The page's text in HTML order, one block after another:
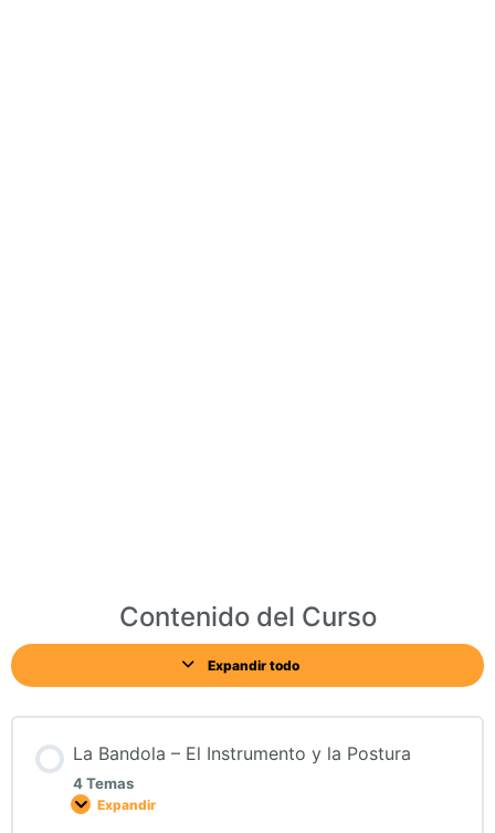
Contenido del Curso
Expandir todo
La Bandola – El Instrumento y la Postura
4 Temas
Expandir